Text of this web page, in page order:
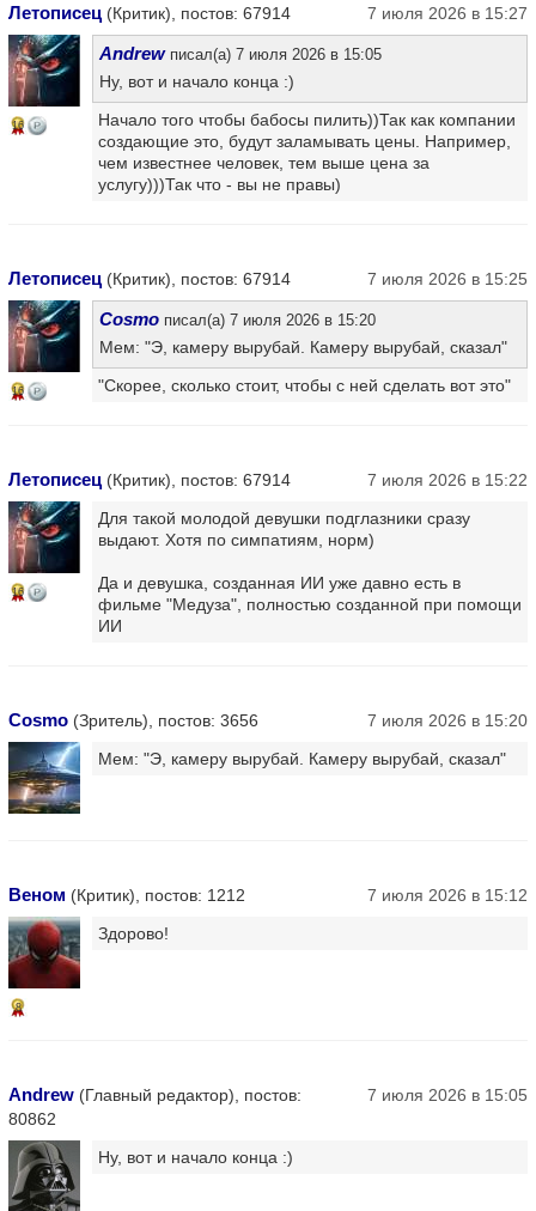
Летописец (Критик), постов: 67914 7 июля 2026 в 15:27
16
Andrewписал(а) 7 июля 2026 в 15:05
Ну, вот и начало конца :)
Начало того чтобы бабосы пилить))Так как компании
создающие это, будут заламывать цены. Например,
чем известнее человек, тем выше цена за
услугу)))Так что - вы не правы)
Летописец (Критик), постов: 67914 7 июля 2026 в 15:25
16
Cosmo писал(а) 7 июля 2026 в 15:20
Мем: "Э, камеру вырубай. Камеру вырубай, сказал"
"Скорее, сколько стоит, чтобы с ней сделать вот это"
Летописец (Критик), постов: 67914 7 июля 2026 в 15:22
16
Для такой молодой девушки подглазники сразу
выдают. Хотя по симпатиям, норм)
Да и девушка, созданная ИИ уже давно есть в
фильме "Медуза", полностью созданной при помощи
ИИ
Cosmo (Зритель), постов: 3656
7 июля 2026 в 15:20
Мем: "Э, камеру вырубай. Камеру вырубай, сказал"
Веном (Критик), постов: 1212 7 июля 2026 в 15:12
8
Здорово!
Andrew (Главный редактор), постов:
80862
7 июля 2026 в 15:05
Ну, вот и начало конца :)